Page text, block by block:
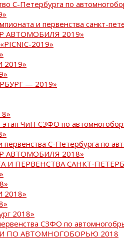
С-Петербурга по
и первенства санкт-
АВТОМОБИЛЯ 2019»
2019»
— 2019»
ЧиП СЗФО по
первенства С-Петербурга по
АВТОМОБИЛЯ 2018»
И ПЕРВЕНСТВА САНКТ-
2018»
СЗФО по
ПО АВТОМНОГОБОРЬЮ 2018